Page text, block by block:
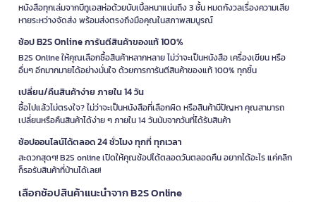
หนังสือทุกเล่มจากบีทูเอสห่อด้วยบับเบิ้ลหนาแน่นถึง 3 ชั้น หมดกังวลเรื่องความเสีย
หายระหว่างจัดส่ง พร้อมส่งตรงถึงมือคุณในสภาพสมบูรณ์
ช้อป B2S Online การันตีสินค้าของแท้ 100%
B2S Online ให้คุณเลือกซื้อสินค้าหลากหลาย ไม่ว่าจะเป็นหนังสือ เครื่องเขียน หรือ
อื่นๆ อีกมากมายได้อย่างมั่นใจ ด้วยการการันตีสินค้าของแท้ 100% ทุกชิ้น
เปลี่ยน/คืนสินค้าง่าย ภายใน 14 วัน
ซื้อไปแล้วไม่ตรงใจ? ไม่ว่าจะเป็นหนังสือที่เลือกผิด หรือสินค้ามีปัญหา คุณสามารถ
เปลี่ยนหรือคืนสินค้าได้ง่าย ๆ ภายใน 14 วันนับจากวันที่ได้รับสินค้า
ช้อปออนไลน์ได้ตลอด 24 ชั่วโมง ทุกที่ ทุกเวลา
สะดวกสุดๆ! B2S online เปิดให้คุณช้อปได้ตลอดวันตลอดคืน อยากได้อะไร แค่คลิก
ก็รอรับสินค้าที่บ้านได้เลย!
เลือกช้อปสินค้าแนะนำจาก B2S Online